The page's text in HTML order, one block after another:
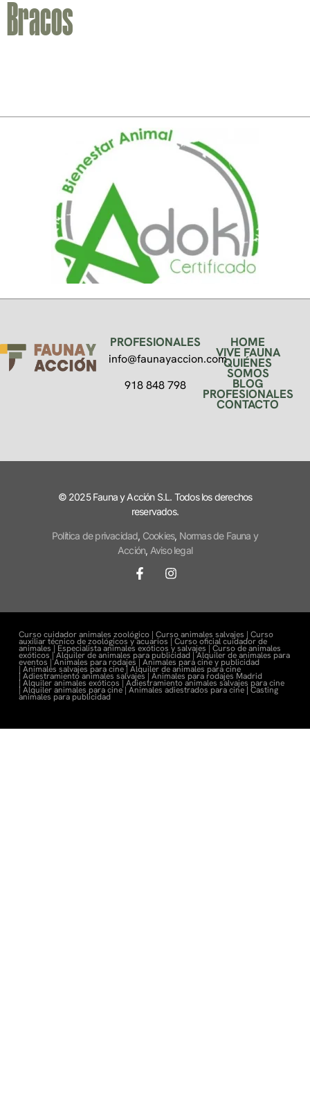
Bracos
PROFESIONALES
info@faunayaccion.com
918 848 798
HOME
VIVE FAUNA
QUIÉNES
SOMOS
BLOG
PROFESIONALES
CONTACTO
© 2025 Fauna y Acción S.L. Todos los derechos
reservados.
Política de privacidad, Cookies, Normas de Fauna y
Acción, Aviso legal
Curso cuidador animales zoológico | Curso animales salvajes | Curso
auxiliar técnico de zoológicos y acuarios | Curso oficial cuidador de
animales | Especialista animales exóticos y salvajes | Curso de animales
exóticos |Alquiler de animales para publicidad |Alquiler de animales para
eventos |Animales para rodajes | Animales para cine y publicidad
| Animales salvajes para cine | Alquiler de animales para cine
| Adiestramiento animales salvajes | Animales para rodajes Madrid
| Alquiler animales exóticos | Adiestramiento animales salvajes para cine
| Alquiler animales para cine | Animales adiestrados para cine| Casting
animales para publicidad